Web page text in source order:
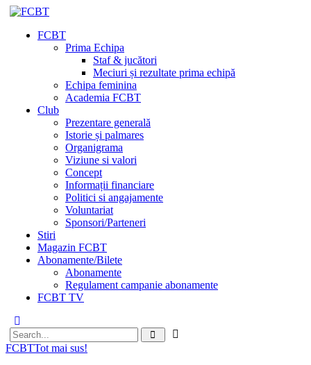
FCBT
Prima Echipa
Staf & jucători
Meciuri și rezultate prima echipă
Echipa feminina
Academia FCBT
Club
Prezentare generală
Istorie și palmares
Organigrama
Viziune si valori
Concept
Informații financiare
Politici si angajamente
Voluntariat
Sponsori/Parteneri
Stiri
Magazin FCBT
Abonamente/Bilete
Abonamente
Regulament campanie abonamente
FCBT TV
FCBTTot mai sus!